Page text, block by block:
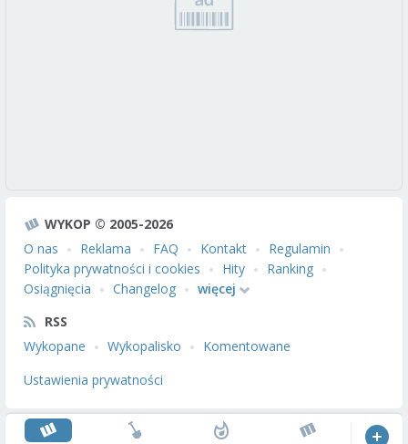
WYKOP © 2005-2026
O nas
Reklama FAQ Kontakt
Regulamin
Polityka prywatności i cookies
Hity
Ranking
Osiągnięcia
Changelog
więcej
RSS
Wykopane
Wykopalisko
Komentowane
Ustawienia prywatności